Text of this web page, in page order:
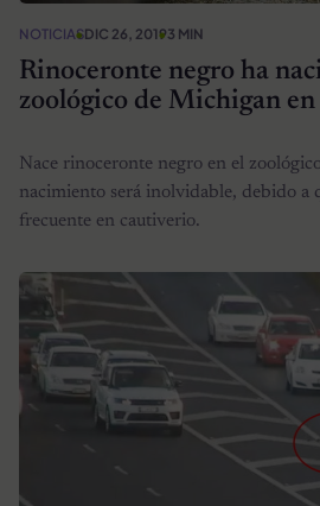
NOTICIASDIC 26, 20193 MIN
Rinoceronte negro ha
zoológico de Michigan
Nace rinoceronte negro en el
nacimiento será inolvidable, debido a
frecuente en cautiverio.